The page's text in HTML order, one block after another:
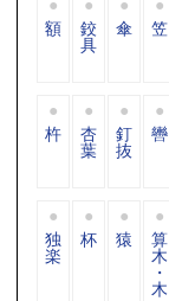
額 鉸
具
傘 笠
杵 杏
葉
釘
抜
轡
独
楽
杯 猿 算
木
・
木